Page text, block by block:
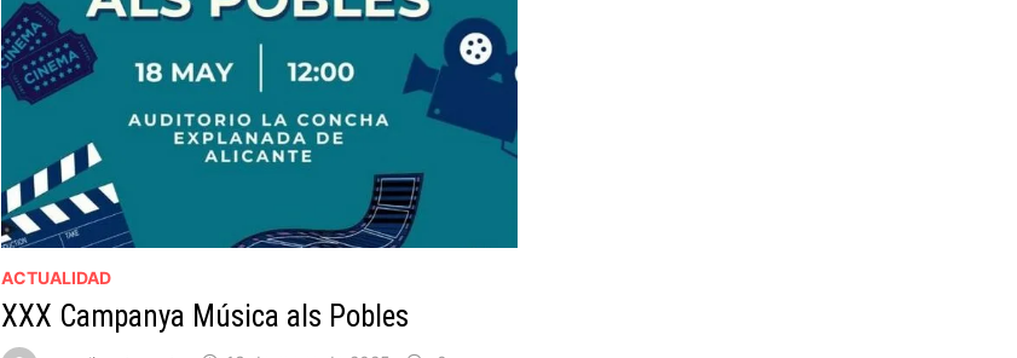
ACTUALIDAD
XXX Campanya Música als Pobles